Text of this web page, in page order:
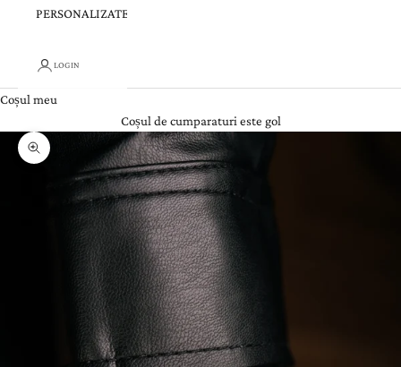
PERSONALIZATE
LOGIN
Coșul meu
Coșul de cumparaturi este gol
Zoom